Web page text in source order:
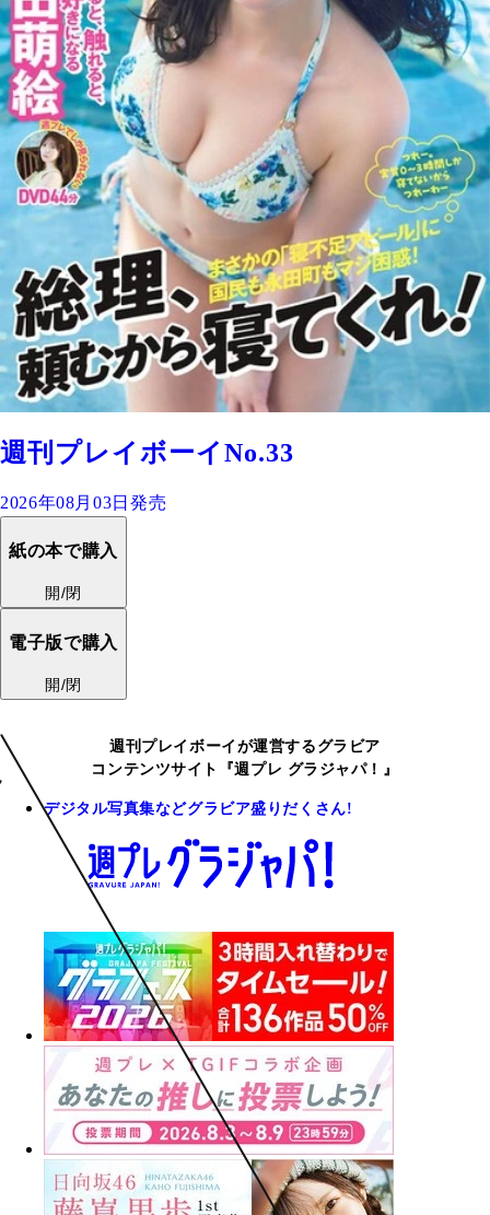
週刊プレイボーイNo.33
2026年08月03日発売
紙の本で購入
開/閉
電子版で購入
開/閉
週刊プレイボーイが運営するグラビア
コンテンツサイト『週プレ グラジャパ！』
デジタル写真集などグラビア盛りだくさん!